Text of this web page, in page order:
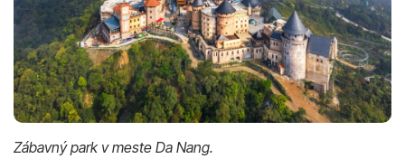
Zábavný park v meste Da Nang.